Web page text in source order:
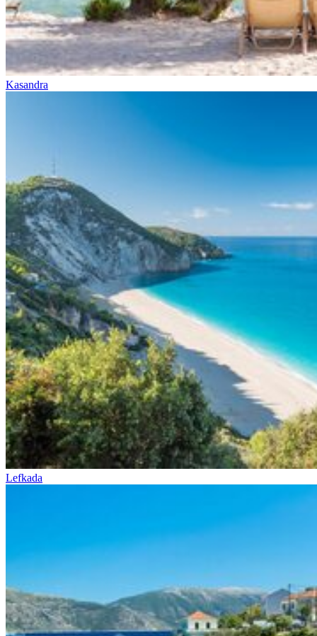
Kasandra
Lefkada